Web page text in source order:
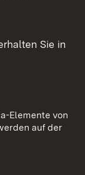
Sie in
Elemente von
auf der